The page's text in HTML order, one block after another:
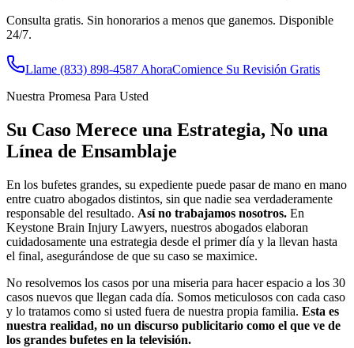
Consulta gratis. Sin honorarios a menos que ganemos. Disponible
24/7.
Llame (833) 898-4587 AhoraComience Su Revisión Gratis
Nuestra Promesa Para Usted
Su Caso Merece una Estrategia, No una
Línea de Ensamblaje
En los bufetes grandes, su expediente puede pasar de mano en mano
entre cuatro abogados distintos, sin que nadie sea verdaderamente
responsable del resultado. Así no trabajamos nosotros. En
Keystone Brain Injury Lawyers, nuestros abogados elaboran
cuidadosamente una estrategia desde el primer día y la llevan hasta
el final, asegurándose de que su caso se maximice.
No resolvemos los casos por una miseria para hacer espacio a los 30
casos nuevos que llegan cada día. Somos meticulosos con cada caso
y lo tratamos como si usted fuera de nuestra propia familia. Esta es
nuestra realidad, no un discurso publicitario como el que ve de
los grandes bufetes en la televisión.